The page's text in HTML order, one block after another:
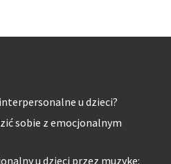
u dzieci?
sobie z emocjonalnym
u dzieci przez muzykę: